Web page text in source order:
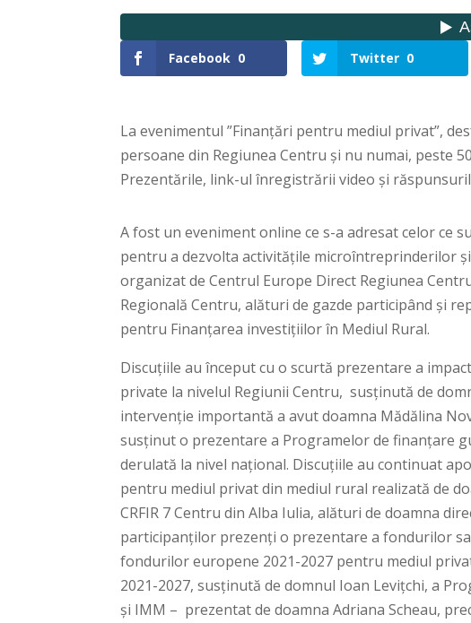
Facebook 0 Twitter 0
La evenimentul ”Finanțări pentru mediul privat”,
persoane din Regiunea Centru și nu numai, peste
Prezentările, link-ul înregistrării video și
A fost un eveniment online ce s-a adresat celor ce
pentru a dezvolta activitățile microîntreprinderilor
organizat de Centrul Europe Direct Regiunea
Regională Centru, alături de gazde participând și
pentru Finanțarea investițiilor în Mediul Rural.
Discuțiile au început cu o scurtă prezentare a
private la nivelul Regiunii Centru, susținută de
intervenție importantă a avut doamna Mădălina
susținut o prezentare a Programelor de finanțare
derulată la nivel național. Discuțiile au continuat
pentru mediul privat din mediul rural realizată de
CRFIR 7 Centru din Alba Iulia, alături de doamna
participanților prezenți o prezentare a fondurilor
fondurilor europene 2021-2027 pentru mediul
2021-2027, susținută de domnul Ioan Levițchi, a
și IMM – prezentat de doamna Adriana Scheau,